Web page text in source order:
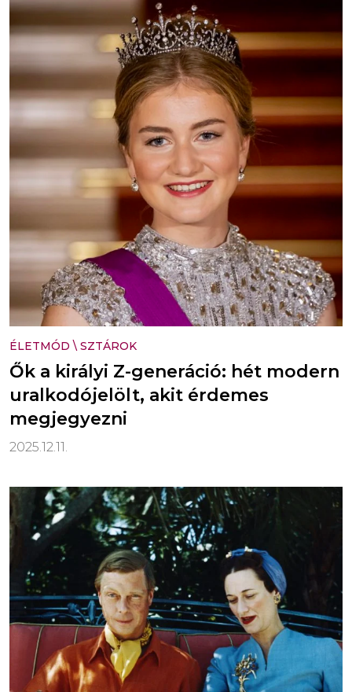
ÉLETMÓD \ SZTÁROK
Ők a királyi Z-generáció: hét modern
uralkodójelölt, akit érdemes
megjegyezni
2025.12.11.